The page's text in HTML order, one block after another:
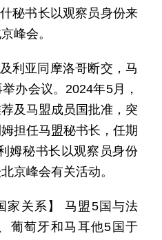
秘书长以观察员身份来
峰会。
利亚同摩洛哥断交，马
办会议。2024年5月，
及马盟成员国批准，突
担任马盟秘书长，任期
姆秘书长以观察员身份
京峰会有关活动。
家关系】 马盟5国与法
葡萄牙和马耳他5国于